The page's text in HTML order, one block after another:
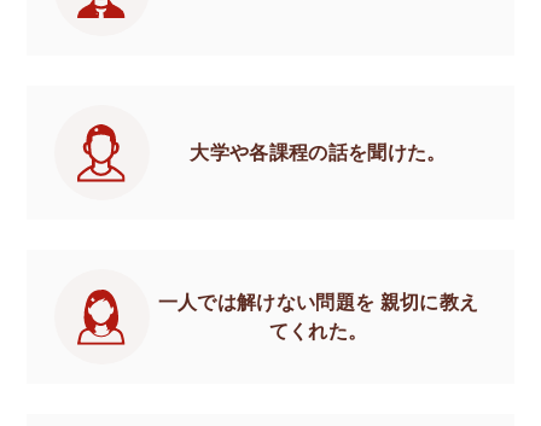
大学や各課程の話を聞けた。
一人では解けない問題を 親切に教え
てくれた。